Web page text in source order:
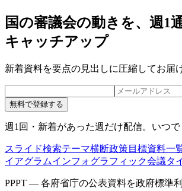
国の審議会の動きを、週1
キャッチアップ
新着資料を要点の見出しに圧縮してお届け
無料で登録する
週1回・新着があった週だけ配信。いつで
スライド検索テーマ横断政策目標資料一
イアグラムインフォグラフィック会議タ
PPPT — 各府省庁の公表資料を政府標準